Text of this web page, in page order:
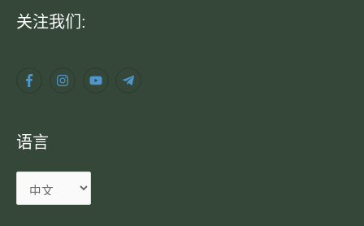
关注我们:
语言
语